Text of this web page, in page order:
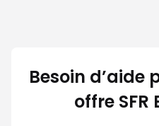
Besoin d’aide
offre SFR